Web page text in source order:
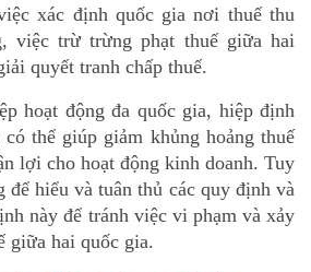
xác định quốc gia nơi thuế thu
việc trừ trừng phạt thuế giữa hai
quyết tranh chấp thuế.
hoạt động đa quốc gia, hiệp định
thể giúp giảm khủng hoảng thuế
lợi cho hoạt động kinh doanh. Tuy
để hiểu và tuân thủ các quy định và
này để tránh việc vi phạm và xảy
giữa hai quốc gia.